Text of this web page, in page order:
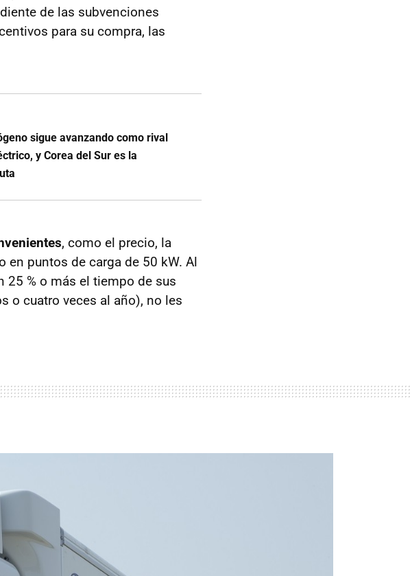
de las subvenciones
para su compra, las
sigue avanzando como rival
y Corea del Sur es la
, como el precio, la
puntos de carga de 50 kW. Al
25 % o más el tiempo de sus
o cuatro veces al año), no les